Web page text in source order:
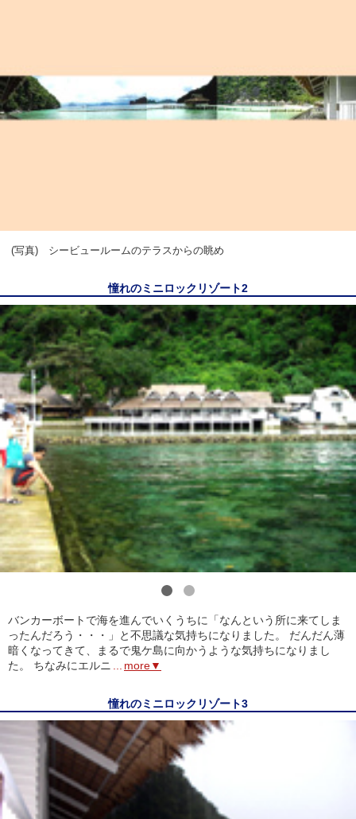
(写真) シービュールームのテラスからの眺め
憧れのミニロックリゾート2
バンカーボートで海を進んでいくうちに「なんという所に来てしま
ったんだろう・・・」と不思議な気持ちになりました。 だんだん薄
暗くなってきて、まるで鬼ケ島に向かうような気持ちになりまし
た。 ちなみにエルニ
more▼
憧れのミニロックリゾート3